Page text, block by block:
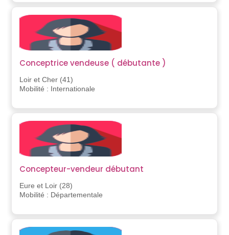
Conceptrice vendeuse ( débutante )
Loir et Cher (41)
Mobilité : Internationale
Concepteur-vendeur débutant
Eure et Loir (28)
Mobilité : Départementale